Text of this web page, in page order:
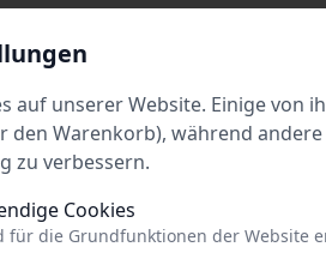
auf unserer Website. Einige von
den Warenkorb), während
zu verbessern.
Cookies
für die Grundfunktionen der Website